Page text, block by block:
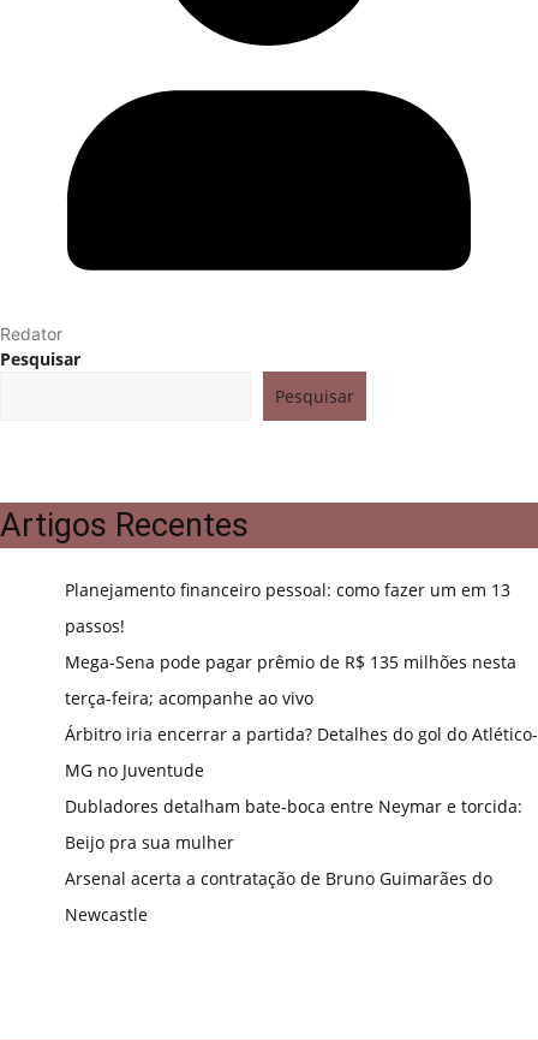
Redator
Pesquisar
Pesquisar
Artigos Recentes
Planejamento financeiro pessoal: como fazer um em 13
passos!
Mega-Sena pode pagar prêmio de R$ 135 milhões nesta
terça-feira; acompanhe ao vivo
Árbitro iria encerrar a partida? Detalhes do gol do Atlético-
MG no Juventude
Dubladores detalham bate-boca entre Neymar e torcida:
Beijo pra sua mulher
Arsenal acerta a contratação de Bruno Guimarães do
Newcastle